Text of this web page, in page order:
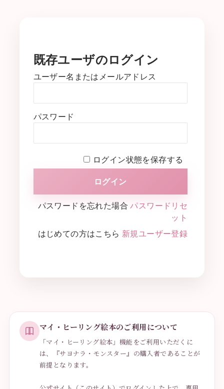
既存ユーザのログイン
ユーザー名またはメールアドレス
パスワード
ログイン状態を保存する
パスワードを忘れた場合パスワードリセ
ット
はじめての方はこちら 新規ユーザー登録
マイ・ヒーリング絵本のご利用について
「マイ・ヒーリング絵本」機能をご利用いただくに
は、『サヨナラ・モンスター』の購入者であることが
前提となります。